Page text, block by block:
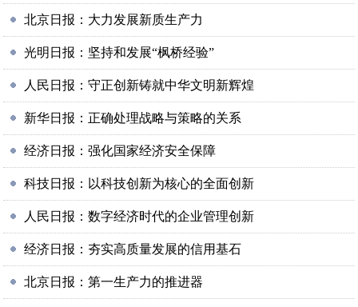
北京日报：大力发展新质生产力
光明日报：坚持和发展“枫桥经验”
人民日报：守正创新铸就中华文明新辉煌
新华日报：正确处理战略与策略的关系
经济日报：强化国家经济安全保障
科技日报：以科技创新为核心的全面创新
人民日报：数字经济时代的企业管理创新
经济日报：夯实高质量发展的信用基石
北京日报：第一生产力的推进器